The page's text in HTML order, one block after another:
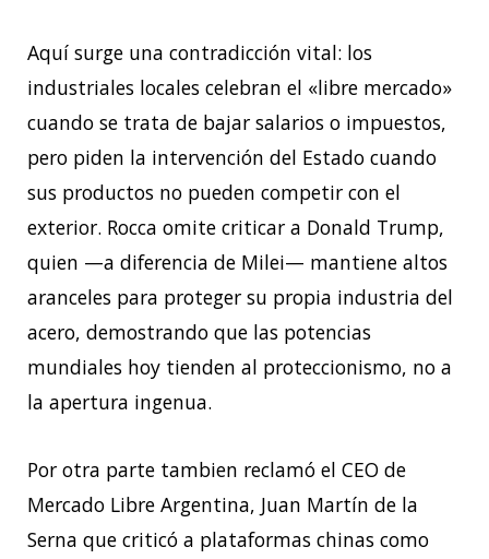
Aquí surge una contradicción vital: los
industriales locales celebran el «libre mercado»
cuando se trata de bajar salarios o impuestos,
pero piden la intervención del Estado cuando
sus productos no pueden competir con el
exterior. Rocca omite criticar a Donald Trump,
quien —a diferencia de Milei— mantiene altos
aranceles para proteger su propia industria del
acero, demostrando que las potencias
mundiales hoy tienden al proteccionismo, no a
la apertura ingenua.
Por otra parte tambien reclamó el CEO de
Mercado Libre Argentina, Juan Martín de la
Serna que criticó a plataformas chinas como